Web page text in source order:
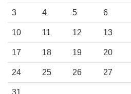
3 4 5 6
10 11 12 13
17 18 19 20
24 25 26 27
31